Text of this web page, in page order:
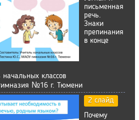
письменная
речь.
Знаки
препинания
в конце
начальных классов
№16 г. Тюмени
2 слайд
Почему